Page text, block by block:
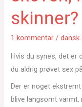
skinner?
1 kommentar /dansk
Hvis du synes, det er
du aldrig prøvet sex
Der er noget
blive langsomt varmt,